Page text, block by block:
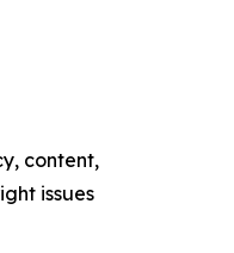
content,
issues